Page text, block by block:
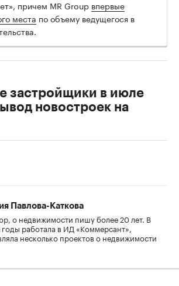
причем MR Group впервые
места по объему ведущегося в
застройщики в июле
новостроек на
Павлова-Каткова
о недвижимости пишу более 20 лет. В
годы работала в ИД «Коммерсант»,
несколько проектов о недвижимости